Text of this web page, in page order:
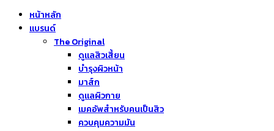
หน้าหลัก
แบรนด์
The Original
ดูแลสิวเสี้ยน
บำรุงผิวหน้า
มาส์ก
ดูแลผิวกาย
เมคอัพสำหรับคนเป็นสิว
ควบคุมความมัน